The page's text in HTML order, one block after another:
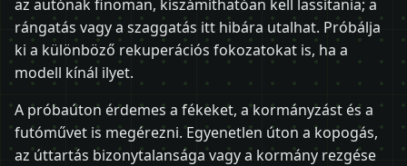
az autónak finoman, kiszámíthatóan kell lassítania; a
rángatás vagy a szaggatás itt hibára utalhat. Próbálja
ki a különböző rekuperációs fokozatokat is, ha a
modell kínál ilyet.
A próbaúton érdemes a fékeket, a kormányzást és a
futóművet is megérezni. Egyenetlen úton a kopogás,
az úttartás bizonytalansága vagy a kormány rezgése